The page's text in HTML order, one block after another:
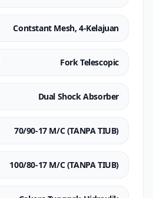
Contstant Mesh, 4-Kelajuan
Fork Telescopic
Dual Shock Absorber
70/90-17 M/C (TANPA TIUB)
100/80-17 M/C (TANPA TIUB)